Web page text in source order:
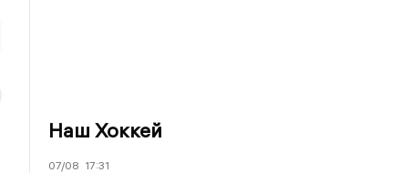
Наш Хоккей
07/08 17:31